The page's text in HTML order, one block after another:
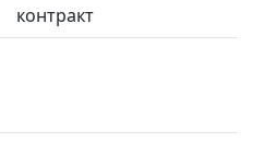
контракт